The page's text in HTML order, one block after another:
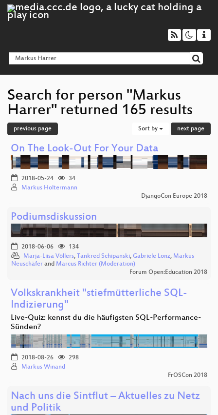
Search for person "Markus
Harrer" returned 165 results
previous page Sort by next page
On The Look-Out For Your Data
2018-05-24
34
Markus Holtermann
DjangoCon Europe 2018
Podiumsdiskussion
2018-06-06
134
Marja-Liisa Völlers, Tankred Schipanski, Gabriele Lonz, Markus
Neuschäfer and Marcus Richter (Moderation)
Forum Open:Education 2018
Volkskrankheit "stiefmütterliche SQL-
Indizierung"
Live-Quiz: kennst du die häufigsten SQL-Performance-
Sünden?
2018-08-26
298
Markus Winand
FrOSCon 2018
Nach uns die Sintflut – Aktuelles zu Netz
und Politik